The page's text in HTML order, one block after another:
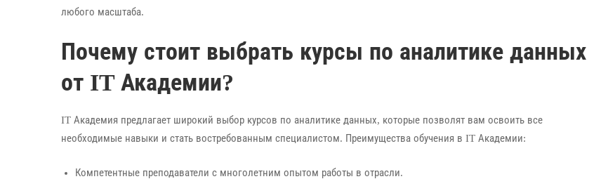
любого масштаба.
Почему стоит выбрать курсы по аналитике данных
от IT Академии?
IT Академия предлагает широкий выбор курсов по аналитике данных, которые позволят вам освоить все
необходимые навыки и стать востребованным специалистом. Преимущества обучения в IT Академии:
Компетентные преподаватели с многолетним опытом работы в отрасли.